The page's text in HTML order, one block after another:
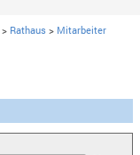
> Rathaus > Mitarbeiter